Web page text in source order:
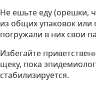
Не ешьте еду (орешки,
из общих упаковок или
погружали в них свои
Избегайте
щеку, пока
стабилизируется.